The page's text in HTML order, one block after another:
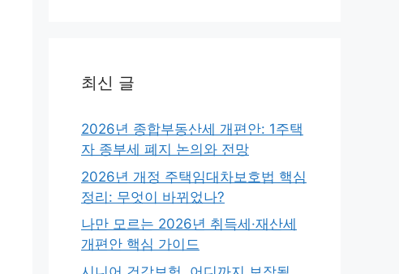
최신 글
2026년 종합부동산세 개편안: 1주택
자 종부세 폐지 논의와 전망
2026년 개정 주택임대차보호법 핵심
정리: 무엇이 바뀌었나?
나만 모르는 2026년 취득세·재산세
개편안 핵심 가이드